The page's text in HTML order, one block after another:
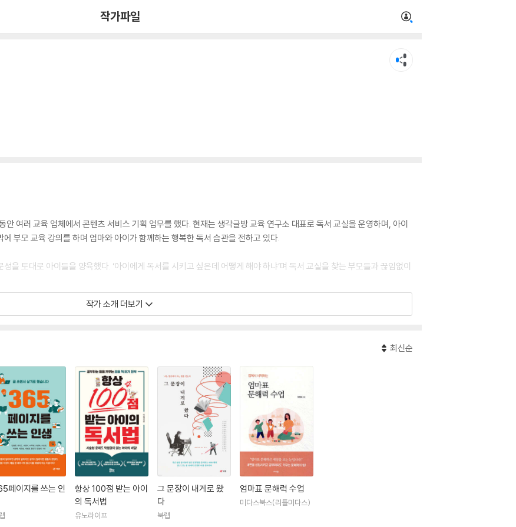
작가파일
여러 교육 업체에서 콘텐츠 서비스 기획 업무를 했다. 현재는 생각글방 교육 연구소 대표로 독서 교실을 운영하며, 아이
부모 교육 강의를 하며 엄마와 아이가 함께하는 행복한 독서 습관을 전하고 있다.
을 토대로 아이들을 양육했다. ‘아이에게 독서를 시키고 싶은데 어떻게 해야 하냐’며 독서 교실을 찾는 부모들과 끊임없이
다. 단순히 읽기만 해서는 안 되며 학년별, 수준별로 독서 전략이 필요하다. 자신에게 딱 맞는 독서 습관을 익힌 아이는 어
사로 직업을 변경하였습니다. 현재는 독서 교실을 운영하며 [생각글방 독서연구소] 대표로 아이들과 책을 읽고 글을 쓰는
고 있습니다.
습니다. 문해력이 높으면 뭐가 좋을까요? 단순히 학교 성적이 잘 나오고 공부를 잘하게 되는 것만은 아닙니다. 문해력이 높
제 해결을 잘할 수 있습니다. 엄마표 문해력은 글을 분석해서 세상에 적용할 수 있는 능력을 키워주는 것으로 엄마가 아이
줄 수 있습니다. 세상에 관한 이해를 할 수 있을 때 책을 읽어도 이해가 되고, 등장인물의 마음에도 공감합니다. 문해력을
습니다. 문해력을 바탕으로 자신을 소중하게 여기며 마음을 다져나가고 다른 사람들에게도 시선을 돌릴 수 있습니다.
고, 쓰는 방법을 가르치고 있습니다. 독서와 글쓰기가 삶을 좋아지게 한다고 믿으며 아이들에게도 전하고 있습니다. 『항
,『365페이지를 쓰는 인생』(공저) 외 다수 책을 썼습니다.
작가 소개 더보기
최신순
페이지를 쓰는 인
항상 100점 받는 아이
의 독서법
유노라이프
그 문장이 내게로 왔
다
북랩
엄마표 문해력 수업
미다스북스(리틀미다스)